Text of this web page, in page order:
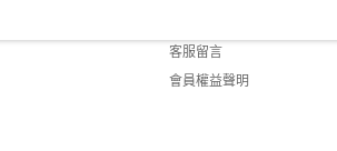
客服留言
會員權益聲明